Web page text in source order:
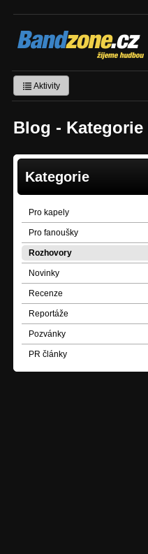
Bandzone.cz
žijeme hudbou
Aktivity
Blog - Kategorie
Kategorie
Pro kapely
Pro fanoušky
Rozhovory
Novinky
Recenze
Reportáže
Pozvánky
PR články